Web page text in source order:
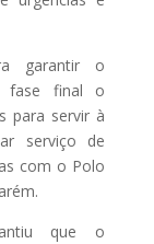
garantir o
fase final o
para servir à
serviço de
com o Polo
que o